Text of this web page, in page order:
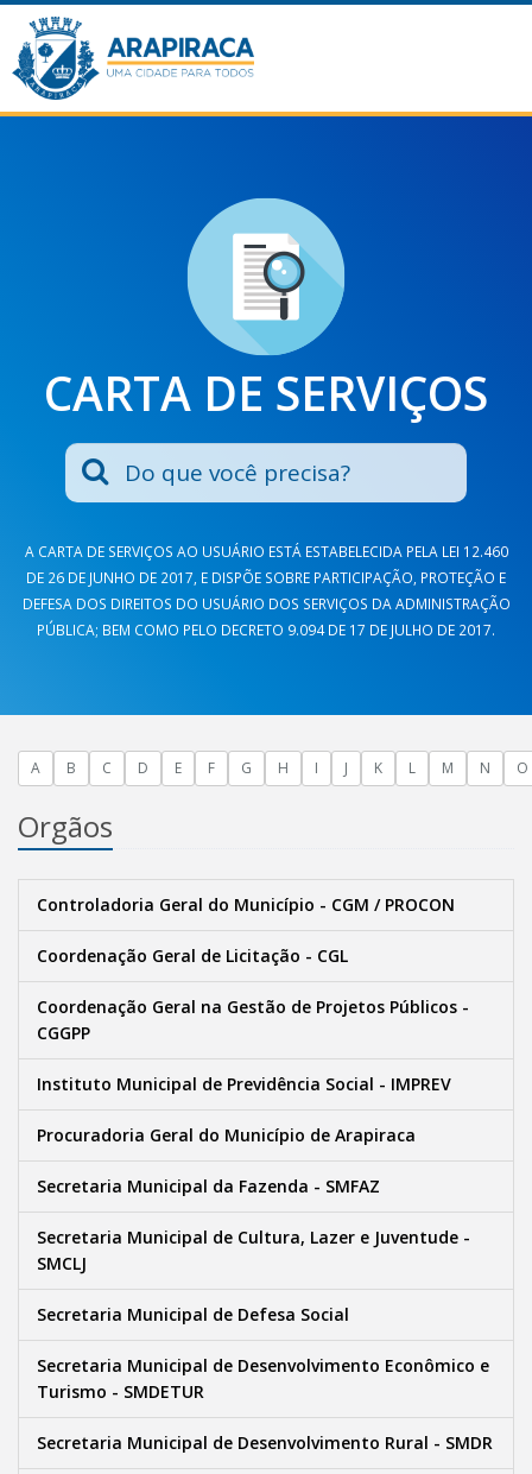
CARTA DE SERVIÇOS
A CARTA DE SERVIÇOS AO USUÁRIO ESTÁ ESTABELECIDA PELA LEI 12.460
DE 26 DE JUNHO DE 2017, E DISPÕE SOBRE PARTICIPAÇÃO, PROTEÇÃO E
DEFESA DOS DIREITOS DO USUÁRIO DOS SERVIÇOS DA ADMINISTRAÇÃO
PÚBLICA; BEM COMO PELO DECRETO 9.094 DE 17 DE JULHO DE 2017.
A B C D E F G H I J K L M N O
Orgãos
Controladoria Geral do Município - CGM / PROCON
Coordenação Geral de Licitação - CGL
Coordenação Geral na Gestão de Projetos Públicos -
CGGPP
Instituto Municipal de Previdência Social - IMPREV
Procuradoria Geral do Município de Arapiraca
Secretaria Municipal da Fazenda - SMFAZ
Secretaria Municipal de Cultura, Lazer e Juventude -
SMCLJ
Secretaria Municipal de Defesa Social
Secretaria Municipal de Desenvolvimento Econômico e
Turismo - SMDETUR
Secretaria Municipal de Desenvolvimento Rural - SMDR